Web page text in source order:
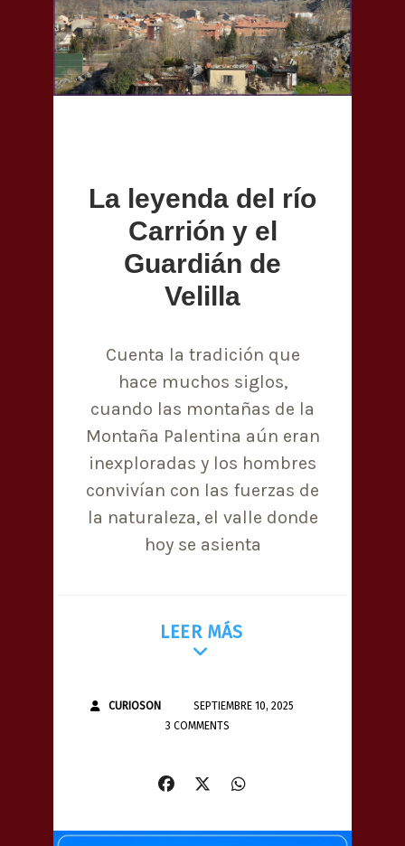
La leyenda del río
Carrión y el
Guardián de
Velilla
Cuenta la tradición que
hace muchos siglos,
cuando las montañas de la
Montaña Palentina aún eran
inexploradas y los hombres
convivían con las fuerzas de
la naturaleza, el valle donde
hoy se asienta
LEER MÁS
CURIOSON
SEPTIEMBRE 10, 2025
3 COMMENTS